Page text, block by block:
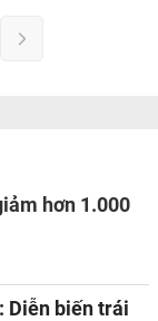
hơn 1.000
Diễn biến trái